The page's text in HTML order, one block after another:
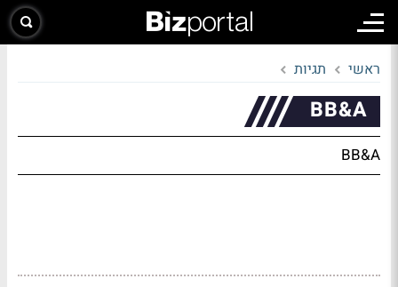
ראשי תגיות
BB&A
BB&A